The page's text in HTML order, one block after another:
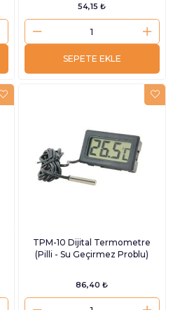
54,15 ₺
SEPETE EKLE
TPM-10 Dijital Termometre
(Pilli - Su Geçirmez Problu)
86,40 ₺